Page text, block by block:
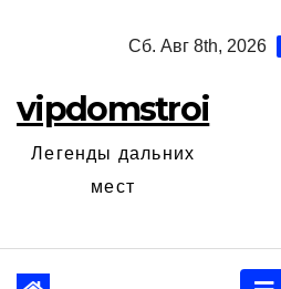
Сб. Авг 8th, 2026
vipdomstroi
Легенды дальних
мест